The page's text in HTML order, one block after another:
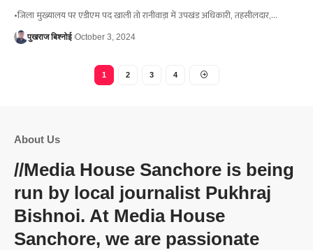
•जिला मुख्यालय पर एडीएम पद खाली तो रानीवाड़ा में उपखंड अधिकारी, तहसीलदार,…
पुखराज बिश्नोई October 3, 2024
1 2 3 4
About Us
//Media House Sanchore is being
run by local journalist Pukhraj
Bishnoi. At Media House
Sanchore, we are passionate